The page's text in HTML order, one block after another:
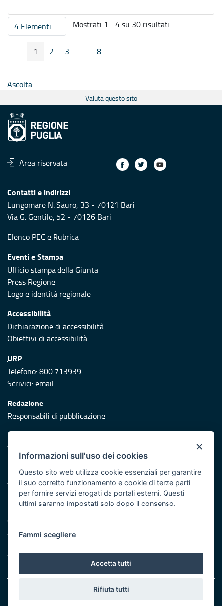
4 ElementiPer pagina
Mostrati 1 - 4 su 30 risultati.
Pagina Precedente
Pagina
1 Pagina
2 Pagina
3 ...
Pagine intermedie
Pagina
8
Ascolta
Valuta questo sito
Area riservata
Contatti e indirizzi
Lungomare N. Sauro, 33 - 70121 Bari
Via G. Gentile, 52 - 70126 Bari
Elenco PEC e Rubrica
Eventi e Stampa
Ufficio stampa della Giunta
Press Regione
Logo e identità regionale
Accessibilità
Dichiarazione di accessibilità
Obiettivi di accessibilità
URP
Telefono: 800 713939
Scrivici:email
Redazione
Responsabili di pubblicazione
Protezione civile
Vai al sito di Protezione Civile Puglia
Iniziativa finanziata con risorse del POR Puglia 2014/2020 -
Asse XI
Note legali
Cookie e privacy
Atti di notifica
Servizi Intranet
© Regione Puglia
×
Informazioni sull'uso dei cookies
Questo sito web utilizza cookie essenziali per garantire
il suo corretto funzionamento e cookie di terze parti
per fornire servizi erogati da portali esterni. Questi
ultimi saranno impostati solo dopo il consenso.
Fammi scegliere
Accetta tutti
Rifiuta tutti